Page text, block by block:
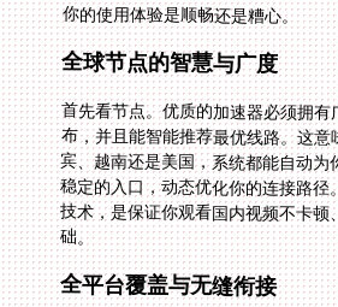
你的使用体验是顺畅还是糟心。
全球节点的智慧与广度
首先看节点。优质的加速器必须拥
布，并且能智能推荐最优线路。这意
宾、越南还是美国，系统都能自动为
稳定的入口，动态优化你的连接路径
技术，是保证你观看国内视频不卡
础。
全平台覆盖与无缝衔接